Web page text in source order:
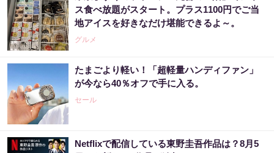
ス食べ放題がスタート。プラス1100円でご当
地アイスを好きなだけ堪能できるよ～。
グルメ
たまごより軽い！「超軽量ハンディファン」
が今なら40％オフで手に入る。
セール
Netflixで配信している東野圭吾作品は？8月5